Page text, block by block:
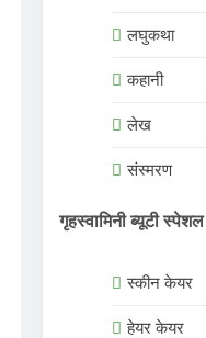
लघुकथा
कहानी
लेख
संस्मरण
गृहस्वामिनी ब्यूटी स्पेशल
स्कीन केयर
हेयर केयर